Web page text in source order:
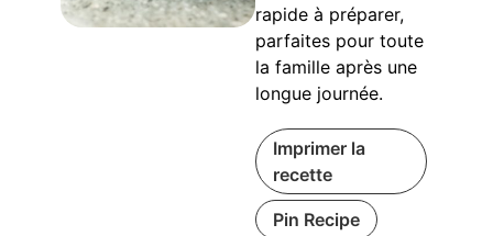
rapide à préparer,
parfaites pour toute
la famille après une
longue journée.
Imprimer la
recette
Pin Recipe